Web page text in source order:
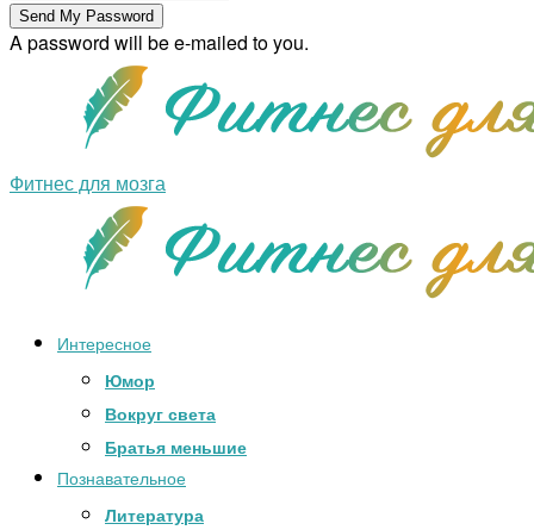
A password will be e-mailed to you.
Фитнес для мозга
Интересное
Юмор
Вокруг света
Братья меньшие
Познавательное
Литература